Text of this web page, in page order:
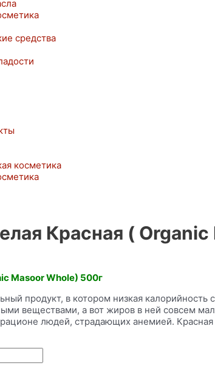
средства
косметика
Красная (
Masoor Whole) 500г
продукт, в котором низкая
веществами, а вот жиров в ней совсем
людей, страдающих анемией.